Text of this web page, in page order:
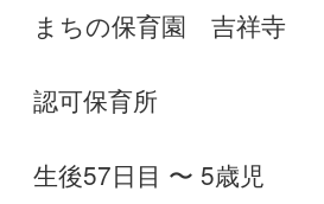
まちの保育園 吉祥寺
認可保育所
生後57日目 〜 5歳児